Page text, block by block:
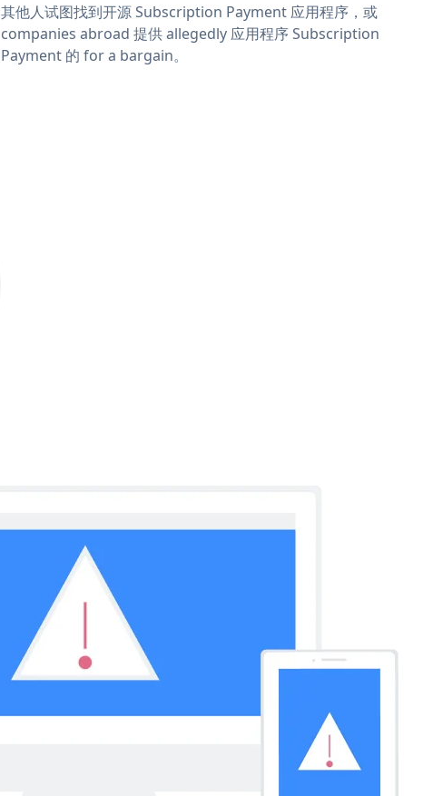
其他人试图找到开源 Subscription Payment 应用程序，或
companies abroad 提供 allegedly 应用程序 Subscription
Payment 的 for a bargain。